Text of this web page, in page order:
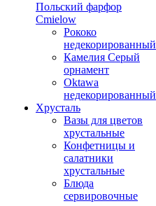
Польский фарфор
Сmielow
Рококо
недекорированный
Камелия Серый
орнамент
Oktawa
недекорированный
Хрусталь
Вазы для цветов
хрустальные
Конфетницы и
салатники
хрустальные
Блюда
сервировочные